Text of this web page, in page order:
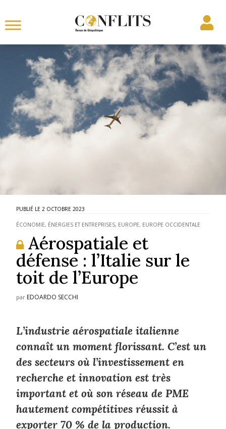
2 OCTOBRE 2023
ÉCONOMIE, ÉNERGIES ET ENTREPRISES, EUROPE, EUROPE OCCIDENTALE
Aérospatiale et
défense : l’Italie sur le
toit de l’Europe
par EDOARDO SECCHI
L’industrie aérospatiale italienne
connaît un moment florissant. C’est un
des secteurs où l’investissement en
recherche et innovation est très
important et où son réseau de PME
hautement compétitives réussit à
exporter 70 % de la production.